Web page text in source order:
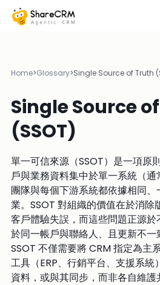
Home>Glossary>Single Source of Truth
Single Source
(SSOT)
單一可信來源（SSOT）是一項原
戶與業務資料集中於單一系統（
團隊與每個下游系統都依據相同
業。SSOT 對組織的價值在於消除
客戶體驗失誤，而這些問題正源
於同一帳戶與聯絡人、且更新不
SSOT 不僅需要將 CRM 指定為主
工具（ERP、行銷平台、支援系統
資料，或與其同步，而非各自維護